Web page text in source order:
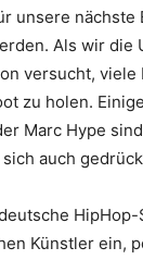
unsere nächste
Als wir die
versucht, viele
zu holen.
Marc Hype
auch
Künstler ein,